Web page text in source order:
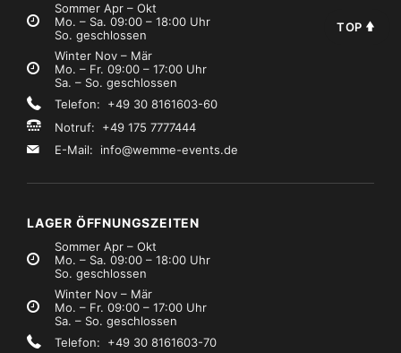
Sommer Apr – Okt
Mo. – Sa. 09:00 – 18:00 Uhr
So. geschlossen
Winter Nov – Mär
Mo. – Fr. 09:00 – 17:00 Uhr
Sa. – So. geschlossen
Telefon: +49 30 8161603-60
Notruf: +49 175 7777444
E-Mail: info@wemme-events.de
LAGER ÖFFNUNGSZEITEN
Sommer Apr – Okt
Mo. – Sa. 09:00 – 18:00 Uhr
So. geschlossen
Winter Nov – Mär
Mo. – Fr. 09:00 – 17:00 Uhr
Sa. – So. geschlossen
Telefon: +49 30 8161603-70
TOP